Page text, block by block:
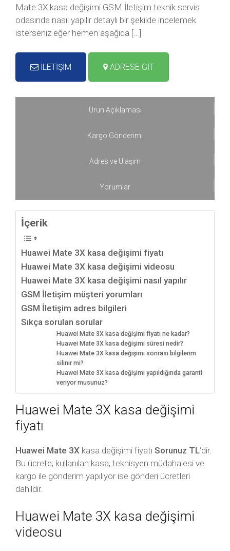
Mate 3X kasa değişimi GSM İletişim teknik servis
odasında nasıl yapılır detaylı bir şekilde incelemek
isterseniz eğer hemen aşağıda […]
İLETİŞİM ADRESE GİT
Ürün Açıklaması
Kargo Gönderimi
Adres ve Ulaşım
Yorumlar
İçerik
Huawei Mate 3X kasa değişimi fiyatı
Huawei Mate 3X kasa değişimi videosu
Huawei Mate 3X kasa değişimi nasıl yapılır
GSM İletişim müşteri yorumları
GSM İletişim adres bilgileri
Sıkça sorulan sorular
Huawei Mate 3X kasa değişimi fiyatı ne kadar?
Huawei Mate 3X kasa değişimi süresi nedir?
Huawei Mate 3X kasa değişimi sonrası bilgilerim
silinir mi?
Huawei Mate 3X kasa değişimi yapıldığında garanti
veriyor musunuz?
Huawei Mate 3X kasa değişimi
fiyatı
Huawei Mate 3X kasa değişimi fiyatı Sorunuz TL‘dir.
Bu ücrete; kullanılan kasa, teknisyen müdahalesi ve
kargo ile gönderim yapılıyor ise gönderi ücretleri
dahildir.
Huawei Mate 3X kasa değişimi
videosu